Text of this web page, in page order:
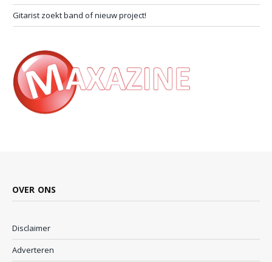
Gitarist zoekt band of nieuw project!
OVER ONS
Disclaimer
Adverteren